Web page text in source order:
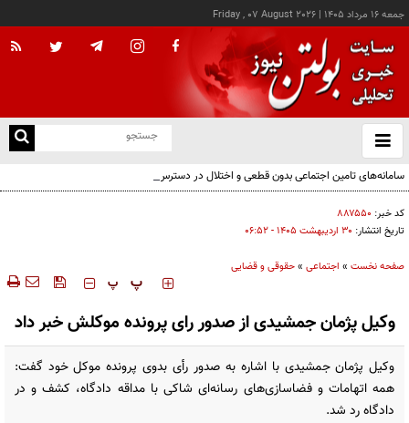
جمعه ۱۶ مرداد ۱۴۰۵ |
Friday , 07 August 2026
باز
و
سامانه‌های تامین اجتماعی بدون قطعی و اختلال در دسترس است
کد خبر: ۸۸۷۵۵۰
تاریخ انتشار: ۳۰ ارديبهشت ۱۴۰۵ - ۰۶:۵۲
صفحه نخست » اجتماعی »حقوقی و قضایی
‍‍‍ پ پ
وکیل پژمان جمشیدی از صدور رای پرونده موکلش خبر داد
وکیل پژمان جمشیدی با اشاره به صدور رأی بدوی پرونده موکل خود گفت:
همه اتهامات و فضاسازی‌های رسانه‌ای شاکی با مداقه دادگاه، کشف و در
دادگاه رد شد.